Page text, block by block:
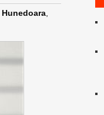
Hunedoara